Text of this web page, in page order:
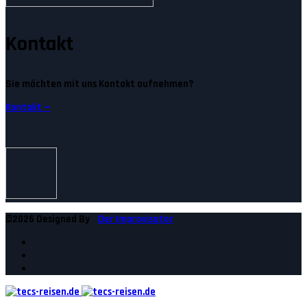
Kontakt
Sie möchten mit uns Kontakt aufnehmen?
Kontakt —
©2026 Designed By Der Improvisator